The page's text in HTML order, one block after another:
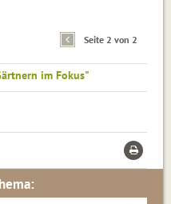
Seite 2 von 2
im Fokus"